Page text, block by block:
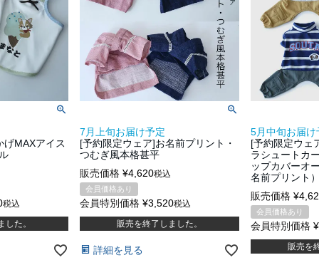
げMAXアイス
税込
した。
7月上旬お届け予定
[予約限定ウェア]お名前プリント・
つむぎ風本格甚平
販売価格 ¥4,620税込
会員価格あり
会員特別価格 ¥3,520税込
販売を終了しました。
詳細を見る
5月中旬お届け
[予約限定ウェ
ラシュートカ
ップカバーオ
名前プリント
販売価格 ¥
会員価格あり
会員特別価格 ¥
販売を